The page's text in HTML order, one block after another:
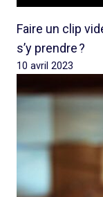
Faire un clip
s’y prendre ?
10 avril 2023